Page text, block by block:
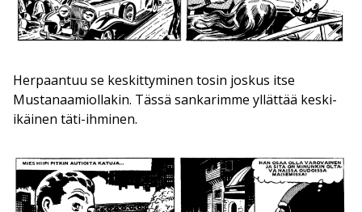
Herpaantuu se keskittyminen tosin joskus itse
Mustanaamiollakin. Tässä sankarimme yllättää keski-
ikäinen täti-ihminen.